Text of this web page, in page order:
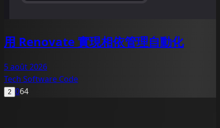
用 Renovate 實現相依管理自動化
5 août 2026
Tech Software Code
2 064